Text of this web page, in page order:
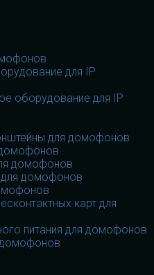
для IP
оборудование для IP
для домофонов
домофонов
домофонов
карт для
питания для домофонов